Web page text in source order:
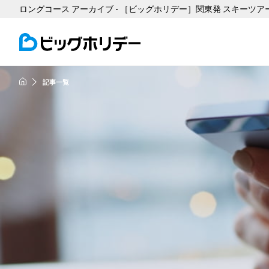
ロングコース アーカイブ - ［ビッグホリデー］関東発 スキーツア
HOME記事一覧